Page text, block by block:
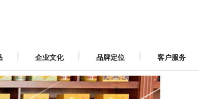
企业文化 品牌定位 客户服务